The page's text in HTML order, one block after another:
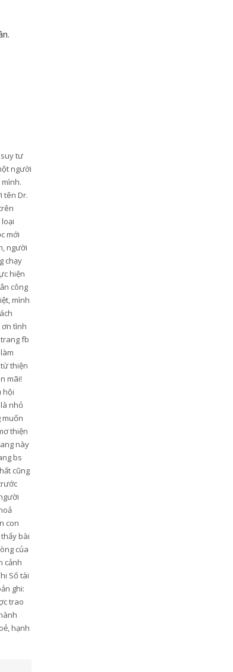
suy tư
người
tên Dr.
mới
người
chạy
hiện
công
mình
tình
fb
thiện
mãi!
hội
nhỏ
muốn
thiện
này
bs
cũng
con
bài
của
cảnh
Số tài
ghi:
trao
hạnh